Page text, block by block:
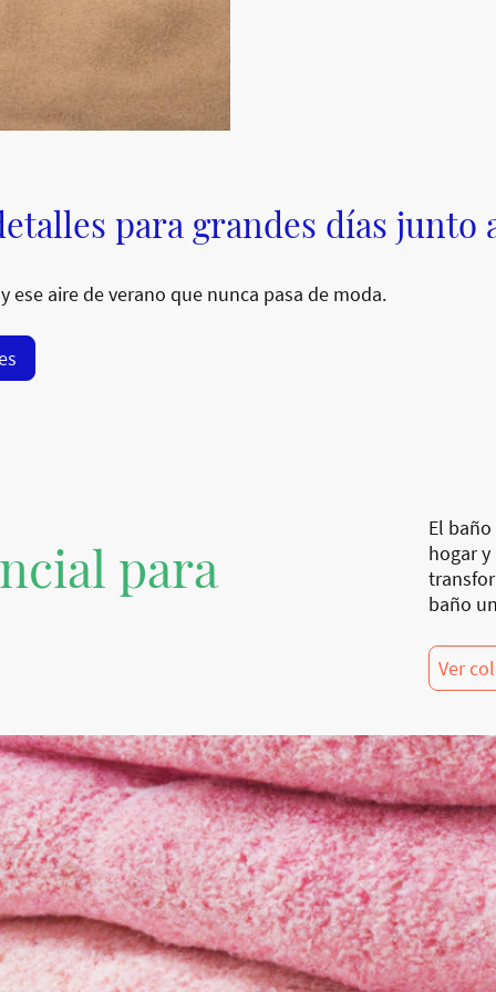
para grandes días junto
ese aire de verano que nunca pasa de moda.
para
El
hogar
baño
Ver